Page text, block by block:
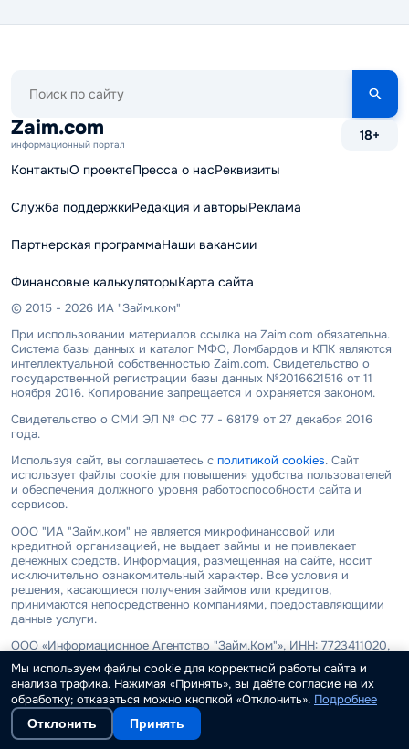
сайту
Zaim.com
информационный портал
18+
КонтактыО проектеПресса о насРеквизиты
Служба поддержкиРедакция и авторыРеклама
Партнерская программаНаши вакансии
Финансовые калькуляторыКарта сайта
© 2015 - 2026 ИА "Займ.ком"
При использовании материалов ссылка на Zaim.com обязательна.
Система базы данных и каталог МФО, Ломбардов и КПК являются
интеллектуальной собственностью Zaim.com. Свидетельство о
государственной регистрации базы данных №2016621516 от 11
ноября 2016. Копирование запрещается и охраняется законом.
Свидетельство о СМИ ЭЛ № ФС 77 - 68179 от 27 декабря 2016
года.
Используя сайт, вы соглашаетесь с политикой cookies. Сайт
использует файлы cookie для повышения удобства пользователей
и обеспечения должного уровня работоспособности сайта и
сервисов.
ООО "ИА "Займ.ком" не является микрофинансовой или
кредитной организацией, не выдает займы и не привлекает
денежных средств. Информация, размещенная на сайте, носит
исключительно ознакомительный характер. Все условия и
решения, касающиеся получения займов или кредитов,
принимаются непосредственно компаниями, предоставляющими
данные услуги.
ООО «Информационное Агентство "Займ.Ком"», ИНН: 7723411020,
ОГРН: 1157746900695. Юридический адрес: 428022, Чувашская
Республика, г. Чебоксары, ул. Гагарина Ю., зд. 55, помещ. 19
Политика обработки персональных данных
Согласие на получение рекламных материалов
Мы используем файлы cookie для корректной работы сайта и
анализа трафика. Нажимая «Принять», вы даёте согласие на их
обработку; отказаться можно кнопкой «Отклонить». Подробнее
Отклонить Принять